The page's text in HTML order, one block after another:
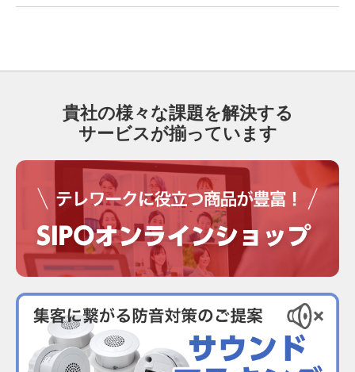
貴社の様々な課題を解決する
サービスが揃っています